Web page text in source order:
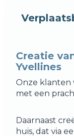
Creatie
Yvellines
Onze klanten
met een
Daarnaast
huis, dat via